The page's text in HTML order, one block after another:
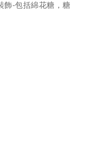
飾-包括綿花糖，糖